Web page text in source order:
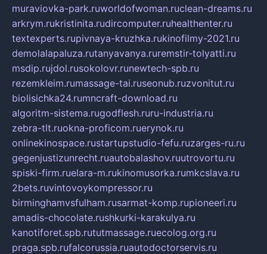
muraviovka-park.ruworldofwoman.ruclean-dreams.ru
arkrym.rukristinita.rudircomputer.ruhealthenter.ru
textexperts.rupivnaya-kruzhka.rukinofilmy-2021.ru
demolalapaluza.rutanyavanya.ruremstir-tolyatti.ru
msdip.rujdol.rusokolovr.runewtech-spb.ru
rezemkleim.rumassage-tai.ruseonub.ruzvonitut.ru
biolisichka24.rumncraft-download.ru
algoritm-sistema.rugodflesh.ruru-industria.ru
zebra-tlt.ruokna-proficom.ruerynok.ru
onlinekinospace.rustartupstudio-fefu.ruzarges-ru.ru
gegenjustizunrecht.ruautobalashov.ruutrovortu.ru
spiski-firm.ruelara-m.rukinomusorka.rumkcslava.ru
2bets.ruvintovoykompressor.ru
birminghamvsfulham.rusarmat-komp.rupioneeri.ru
amadis-chocolate.rushkurki-karakulya.ru
kanotiforet.spb.rututmassage.ruecolog.org.ru
praga.spb.rufalcorussia.ruautodoctorservis.ru